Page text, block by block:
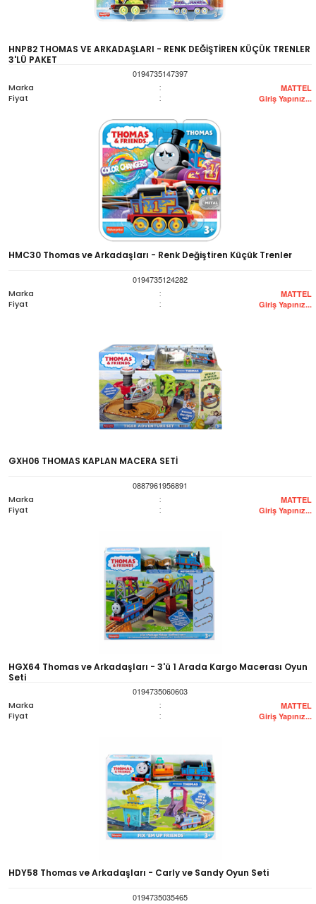
HNP82 THOMAS VE ARKADAŞLARI - RENK DEĞİŞTİREN KÜÇÜK TRENLER
3'LÜ PAKET
0194735147397
Marka
: MATTEL
Fiyat : Giriş Yapınız...
HMC30 Thomas ve Arkadaşları - Renk Değiştiren Küçük Trenler
0194735124282
Marka
: MATTEL
Fiyat : Giriş Yapınız...
GXH06 THOMAS KAPLAN MACERA SETİ
0887961956891
Marka
: MATTEL
Fiyat : Giriş Yapınız...
HGX64 Thomas ve Arkadaşları - 3'ü 1 Arada Kargo Macerası Oyun
Seti
0194735060603
Marka
: MATTEL
Fiyat : Giriş Yapınız...
HDY58 Thomas ve Arkadaşları - Carly ve Sandy Oyun Seti
0194735035465